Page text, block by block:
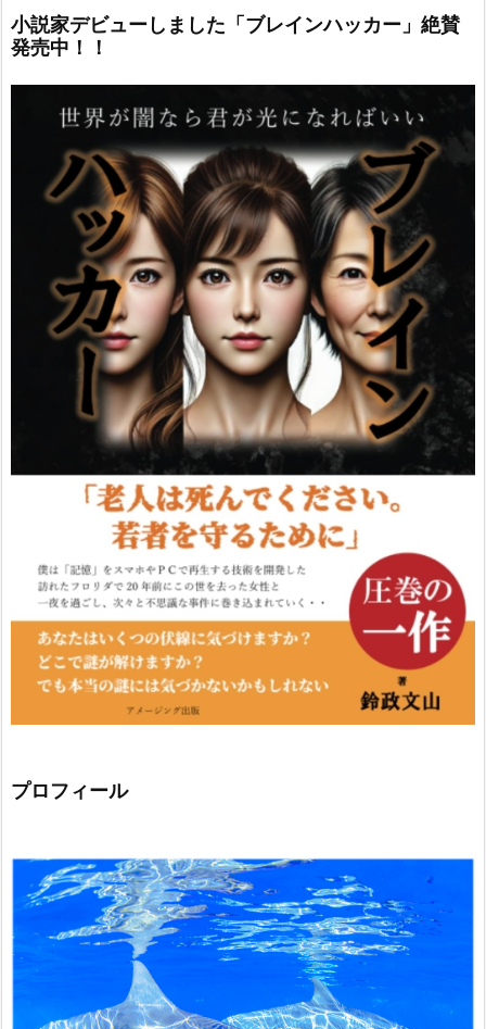
小説家デビューしました「ブレインハッカー」絶賛
発売中！！
プロフィール